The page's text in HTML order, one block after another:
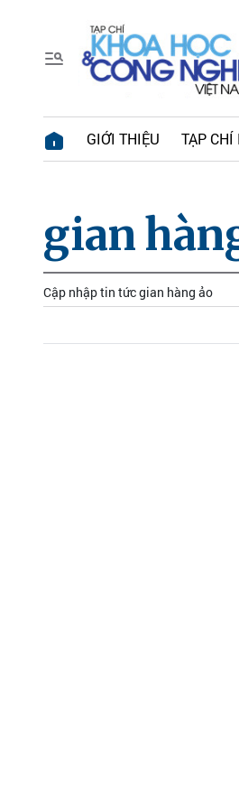
GIỚI THIỆU TẠP CHÍ
gian
Cập nhập tin tức gian hàng ảo